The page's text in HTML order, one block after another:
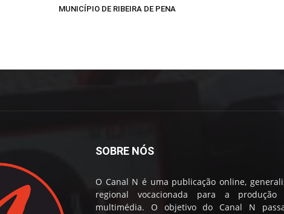
MUNICÍPIO DE RIBEIRA DE PENA
SOBRE NÓS
O Canal N é uma publicação online,
regional vocacionada para a produção
multimédia. O objetivo do Canal N